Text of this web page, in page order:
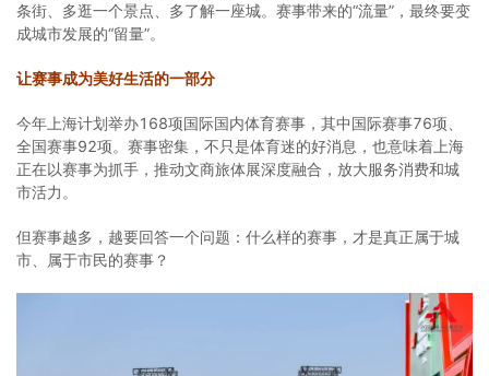
条街、多逛一个景点、多了解一座城。赛事带来的“流量”，最终要变
成城市发展的“留量”。
让赛事成为美好生活的一部分
今年上海计划举办168项国际国内体育赛事，其中国际赛事76项、
全国赛事92项。赛事密集，不只是体育迷的好消息，也意味着上海
正在以赛事为抓手，推动文商旅体展深度融合，放大服务消费和城
市活力。
但赛事越多，越要回答一个问题：什么样的赛事，才是真正属于城
市、属于市民的赛事？